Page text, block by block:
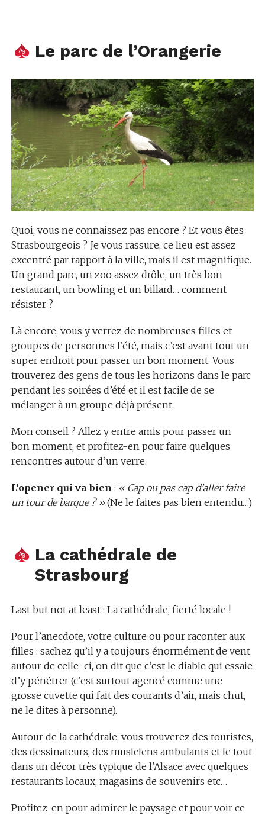
Le parc de l’Orangerie
Quoi, vous ne connaissez pas encore ? Et vous êtes
Strasbourgeois ? Je vous rassure, ce lieu est assez
excentré par rapport à la ville, mais il est magnifique.
Un grand parc, un zoo assez drôle, un très bon
restaurant, un bowling et un billard… comment
résister ?
Là encore, vous y verrez de nombreuses filles et
groupes de personnes l’été, mais c’est avant tout un
super endroit pour passer un bon moment. Vous
trouverez des gens de tous les horizons dans le parc
pendant les soirées d’été et il est facile de se
mélanger à un groupe déjà présent.
Mon conseil ? Allez y entre amis pour passer un
bon moment, et profitez-en pour faire quelques
rencontres autour d’un verre.
L’opener qui va bien : « Cap ou pas cap d’aller faire
un tour de barque ? »(Ne le faites pas bien entendu…)
La cathédrale de
Strasbourg
Last but not at least : La cathédrale, fierté locale !
Pour l’anecdote, votre culture ou pour raconter aux
filles : sachez qu’il y a toujours énormément de vent
autour de celle-ci, on dit que c’est le diable qui essaie
d’y pénétrer (c’est surtout agencé comme une
grosse cuvette qui fait des courants d’air, mais chut,
ne le dites à personne).
Autour de la cathédrale, vous trouverez des touristes,
des dessinateurs, des musiciens ambulants et le tout
dans un décor très typique de l’Alsace avec quelques
restaurants locaux, magasins de souvenirs etc…
Profitez-en pour admirer le paysage et pour voir ce